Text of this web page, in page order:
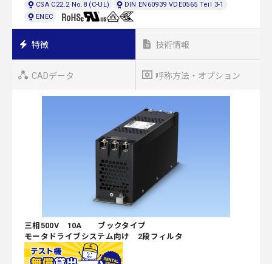
CSA C22.2 No.8 (C-UL)
DIN EN60939 VDE0565 Teil 3-1
ENEC
特徴 技術情報
CADデータ 呼称方法・オプション
三相500V 10A ブックタイプ
モータドライブシステム向け 2段フィルタ